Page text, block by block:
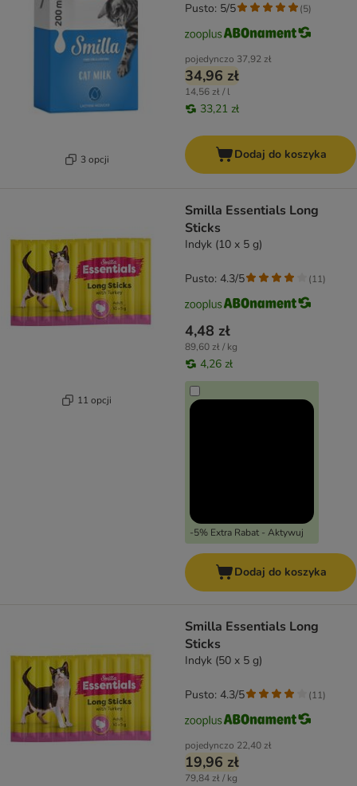
3 opcji
pojedynczo 37,92 zł
34,96 zł
14,56 zł / l
33,21 zł
Pusto: 5/5 (5)
Dodaj do koszyka
11 opcji
Smilla Essentials Long
Sticks
Indyk (10 x 5 g)
4,48 zł
89,60 zł / kg
4,26 zł
-5% Extra Rabat - Aktywuj
Pusto: 4.3/5 (11)
Dodaj do koszyka
Smilla Essentials Long
Sticks
Indyk (50 x 5 g)
pojedynczo 22,40 zł
19,96 zł
79,84 zł / kg
Pusto: 4.3/5 (11)